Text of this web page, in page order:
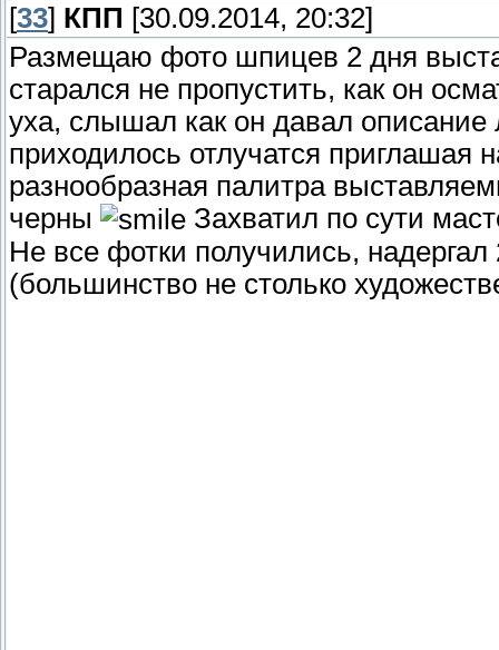
[33] КПП [30.09.2014, 20:32]
Размещаю фото шпицев 2 дня
старался не пропустить, как он
уха, слышал как он давал
приходилось отлучатся приглашая
разнообразная палитра
черны
Захватил по сути
Не все фотки получились,
(большинство не столько